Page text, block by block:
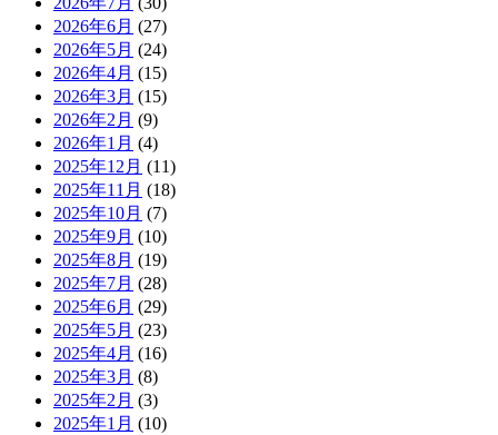
2026年6月 (27)
2026年5月 (24)
2026年4月 (15)
2026年3月 (15)
2026年2月 (9)
2026年1月 (4)
2025年12月 (11)
2025年11月 (18)
2025年10月 (7)
2025年9月 (10)
2025年8月 (19)
2025年7月 (28)
2025年6月 (29)
2025年5月 (23)
2025年4月 (16)
2025年3月 (8)
2025年2月 (3)
2025年1月 (10)